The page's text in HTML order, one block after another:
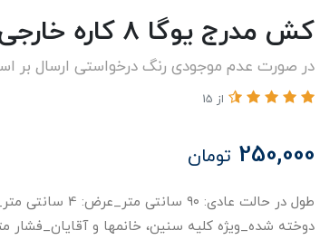
کش مدرج یوگا ۸ کاره خارجی
در صورت عدم موجودی رنگ درخواستی ارسال بر
از 15
250,000 تومان